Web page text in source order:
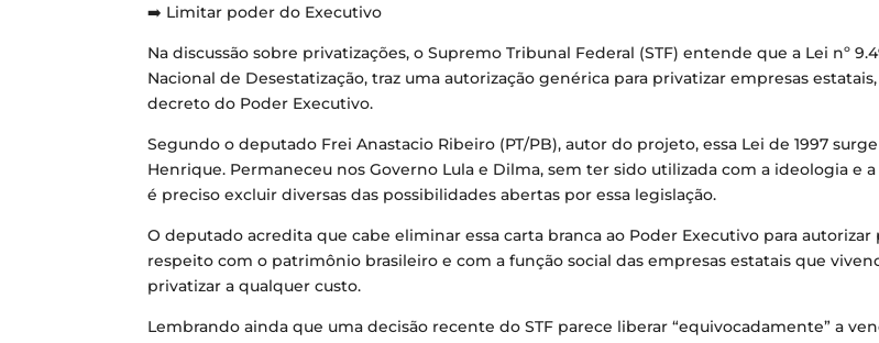
➡️ Limitar poder do Executivo
Na discussão sobre privatizações, o Supremo Tribunal Federal (STF) entende que a Lei nº
Nacional de Desestatização, traz uma autorização genérica para privatizar empresas
decreto do Poder Executivo.
Segundo o deputado Frei Anastacio Ribeiro (PT/PB), autor do projeto, essa Lei de 1997
Henrique. Permaneceu nos Governo Lula e Dilma, sem ter sido utilizada com a ideologia e
é preciso excluir diversas das possibilidades abertas por essa legislação.
O deputado acredita que cabe eliminar essa carta branca ao Poder Executivo para
respeito com o patrimônio brasileiro e com a função social das empresas estatais que
privatizar a qualquer custo.
Lembrando ainda que uma decisão recente do STF parece liberar “equivocadamente” a